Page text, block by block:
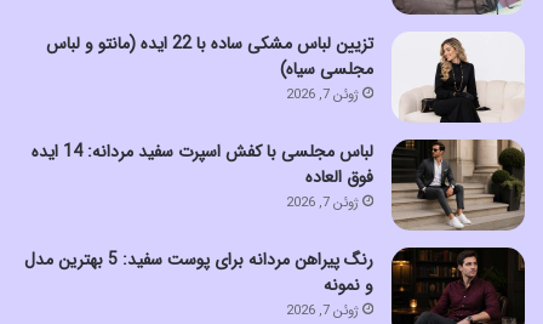
تزیین لباس مشکی ساده با 22 ایده (مانتو و لباس
مجلسی سیاه)
ژوئن 7, 2026
لباس مجلسی با کفش اسپرت سفید مردانه: 14 ایده
فوق العاده
ژوئن 7, 2026
رنگ پیراهن مردانه برای پوست سفید: 5 بهترین مدل
و نمونه
ژوئن 7, 2026